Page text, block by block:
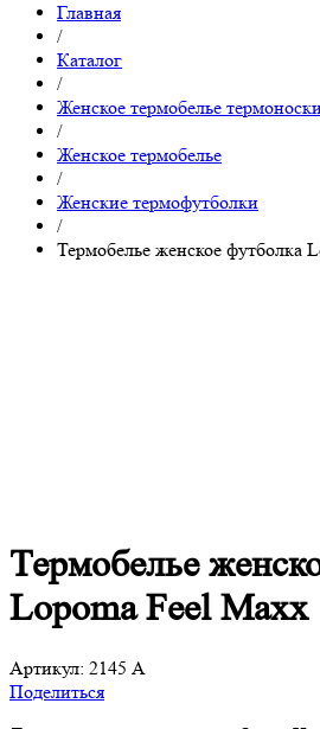
Главная
/
Каталог
/
Женское термобелье
/
Женское термобелье
/
Женские термофутболки
/
Термобелье женское футболка
Термобелье
Lopoma Feel Maxx
Артикул: 2145 A
Поделиться